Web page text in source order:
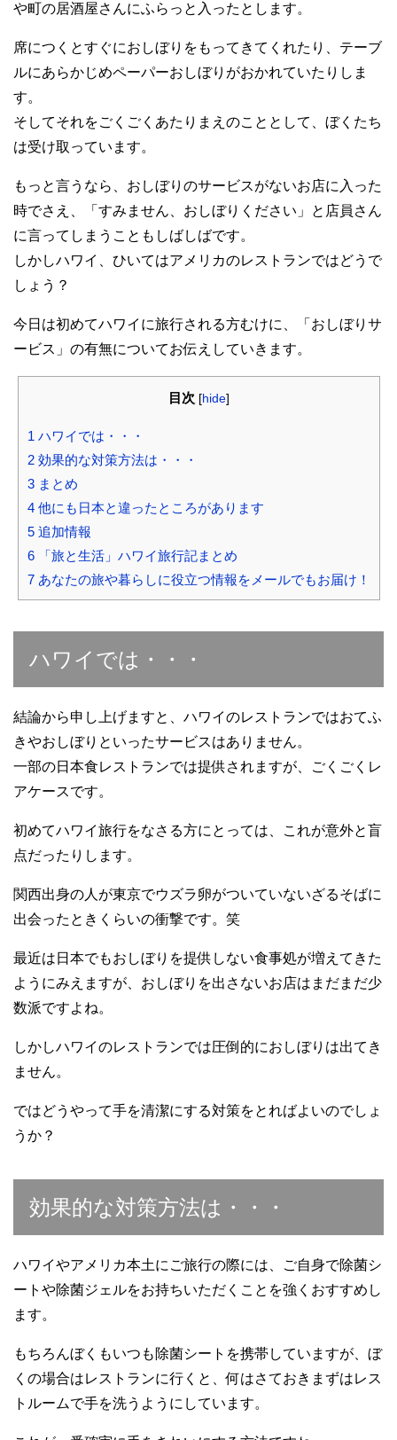
や町の居酒屋さんにふらっと入ったとします。
席につくとすぐにおしぼりをもってきてくれたり、テーブ
ルにあらかじめペーパーおしぼりがおかれていたりしま
す。
そしてそれをごくごくあたりまえのこととして、ぼくたち
は受け取っています。
もっと言うなら、おしぼりのサービスがないお店に入った
時でさえ、「すみません、おしぼりください」と店員さん
に言ってしまうこともしばしばです。
しかしハワイ、ひいてはアメリカのレストランではどうで
しょう？
今日は初めてハワイに旅行される方むけに、「おしぼりサ
ービス」の有無についてお伝えしていきます。
目次 [hide]
1 ハワイでは・・・
2効果的な対策方法は・・・
3まとめ
4他にも日本と違ったところがあります
5追加情報
6「旅と生活」ハワイ旅行記まとめ
7あなたの旅や暮らしに役立つ情報をメールでもお届け！
ハワイでは・・・
結論から申し上げますと、ハワイのレストランではおてふ
きやおしぼりといったサービスはありません。
一部の日本食レストランでは提供されますが、ごくごくレ
アケースです。
初めてハワイ旅行をなさる方にとっては、これが意外と盲
点だったりします。
関西出身の人が東京でウズラ卵がついていないざるそばに
出会ったときくらいの衝撃です。笑
最近は日本でもおしぼりを提供しない食事処が増えてきた
ようにみえますが、おしぼりを出さないお店はまだまだ少
数派ですよね。
しかしハワイのレストランでは圧倒的におしぼりは出てき
ません。
ではどうやって手を清潔にする対策をとればよいのでしょ
うか？
効果的な対策方法は・・・
ハワイやアメリカ本土にご旅行の際には、ご自身で除菌シ
ートや除菌ジェルをお持ちいただくことを強くおすすめし
ます。
もちろんぼくもいつも除菌シートを携帯していますが、ぼ
くの場合はレストランに行くと、何はさておきまずはレス
トルームで手を洗うようにしています。